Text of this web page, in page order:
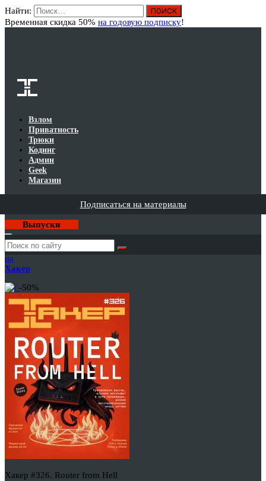
Найти:
Временная скидка 50% на годовую подписку!
Взлом
Приватность
Трюки
Кодинг
Админ
Geek
Магазин
Подписаться на материалы
Выпуски
Годовая
подписка
на
Хакер
-50%
Хакер #326. Router from Hell